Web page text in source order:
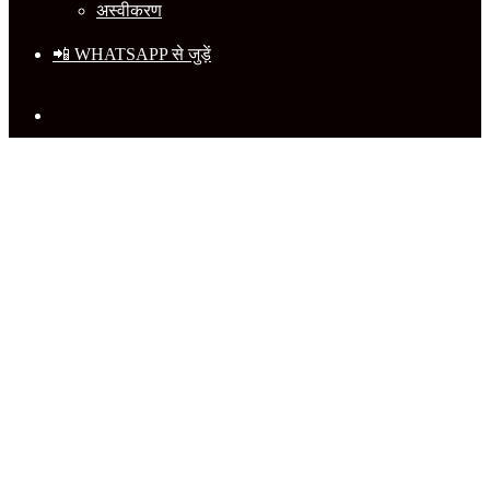
अस्वीकरण
📲 WHATSAPP से जुड़ें